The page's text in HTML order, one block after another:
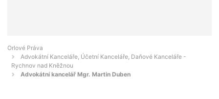
Orlové Práva
Advokátní Kanceláře, Účetní Kanceláře, Daňové Kanceláře -
Rychnov nad Kněžnou
Advokátní kancelář Mgr. Martin Duben